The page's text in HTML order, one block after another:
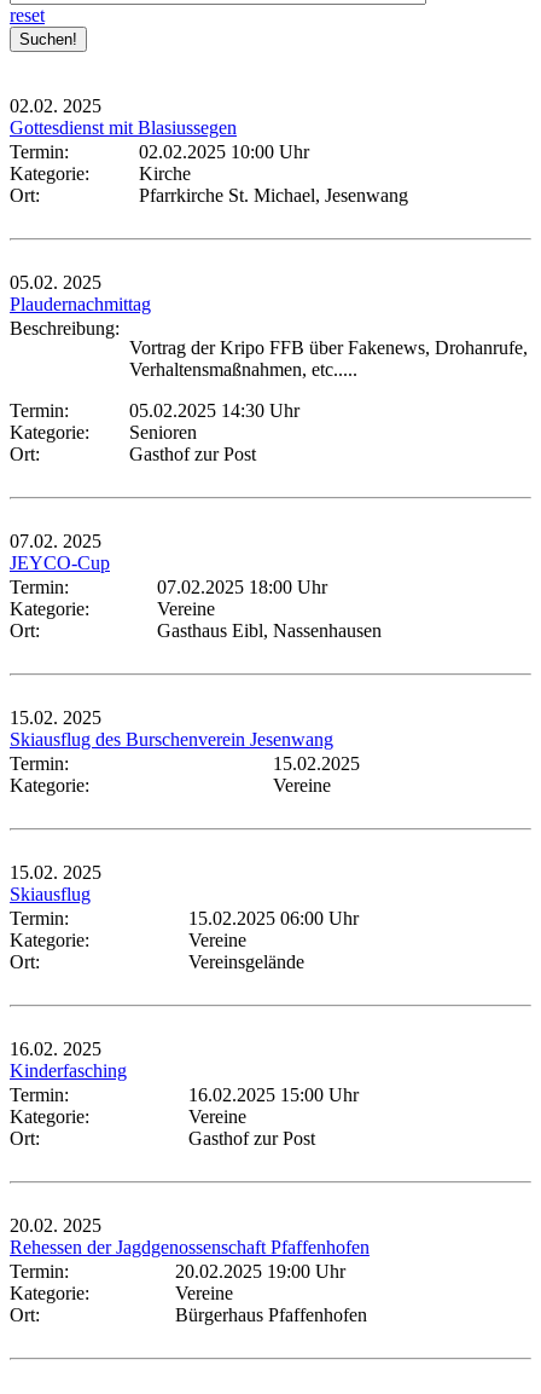
reset
02.02. 2025
Gottesdienst mit Blasiussegen
Termin:
02.02.2025 10:00 Uhr
Kategorie:
Kirche
Ort:
Pfarrkirche St. Michael, Jesenwang
05.02. 2025
Plaudernachmittag
Beschreibung:
Vortrag der Kripo FFB über Fakenews, Drohanrufe,
Verhaltensmaßnahmen, etc.....
Termin:
05.02.2025 14:30 Uhr
Kategorie:
Senioren
Ort:
Gasthof zur Post
07.02. 2025
JEYCO-Cup
Termin:
07.02.2025 18:00 Uhr
Kategorie:
Vereine
Ort:
Gasthaus Eibl, Nassenhausen
15.02. 2025
Skiausflug des Burschenverein Jesenwang
Termin:
15.02.2025
Kategorie:
Vereine
15.02. 2025
Skiausflug
Termin:
15.02.2025 06:00 Uhr
Kategorie:
Vereine
Ort:
Vereinsgelände
16.02. 2025
Kinderfasching
Termin:
16.02.2025 15:00 Uhr
Kategorie:
Vereine
Ort:
Gasthof zur Post
20.02. 2025
Rehessen der Jagdgenossenschaft Pfaffenhofen
Termin:
20.02.2025 19:00 Uhr
Kategorie:
Vereine
Ort:
Bürgerhaus Pfaffenhofen